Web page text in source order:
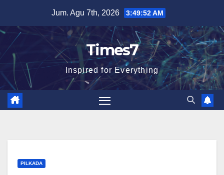
content
Jum. Agu 7th, 2026 3:49:53 AM
Times7
Inspired for Everything
PILKADA